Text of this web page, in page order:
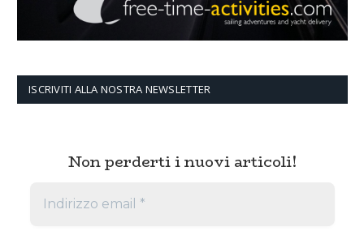
ISCRIVITI ALLA NOSTRA NEWSLETTER
Non perderti i nuovi articoli!